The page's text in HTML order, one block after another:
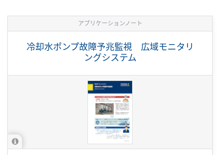
アプリケーションノート
冷却水ポンプ故障予兆監視 広域モニタリ
ングシステム